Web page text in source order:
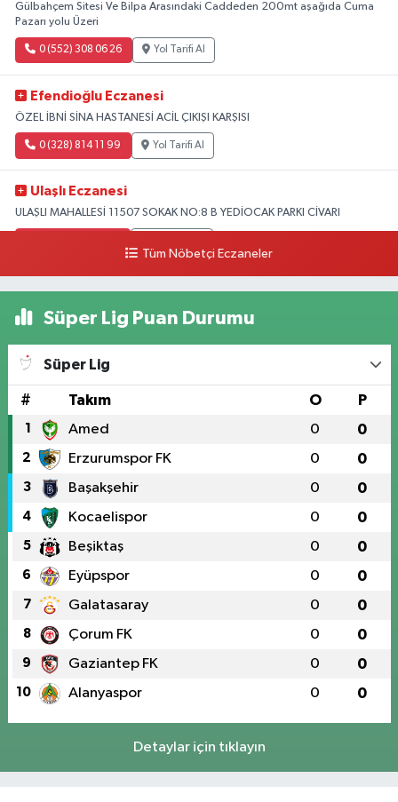
Gülbahçem Sitesi Ve Bilpa Arasındaki Caddeden 200mt aşağıda Cuma
Pazarı yolu Üzeri
0 (552) 308 06 26 Yol Tarifi Al
Efendioğlu Eczanesi
ÖZEL İBNİ SİNA HASTANESİ ACİL ÇIKIŞI KARŞISI
0 (328) 814 11 99 Yol Tarifi Al
Ulaşlı Eczanesi
ULAŞLI MAHALLESİ 11507 SOKAK NO:8 B YEDİOCAK PARKI CİVARI
Tüm Nöbetçi Eczaneler
Süper Lig Puan Durumu
Süper Lig
# Takım O P
1 Amed 0 0
2 Erzurumspor FK 0 0
3 Başakşehir 0 0
4 Kocaelispor 0 0
5 Beşiktaş 0 0
6 Eyüpspor 0 0
7 Galatasaray 0 0
8 Çorum FK 0 0
9 Gaziantep FK 0 0
10 Alanyaspor 0 0
Detaylar için tıklayın